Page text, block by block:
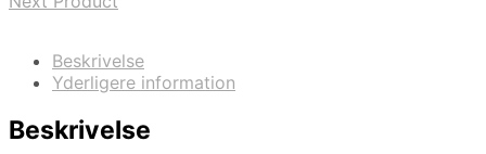
Beskrivelse
Yderligere information
Beskrivelse